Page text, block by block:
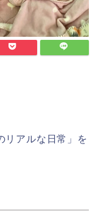
リアルな日常」を